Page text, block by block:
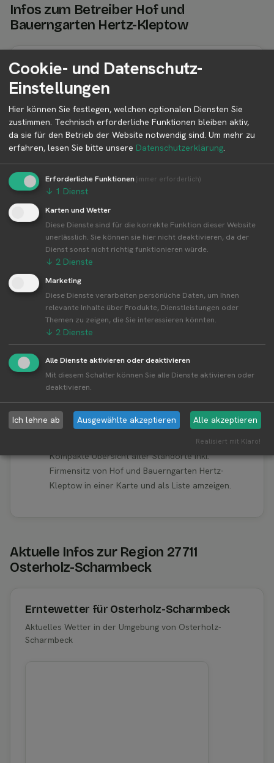
Infos zum Betreiber Hof und
Bauerngarten Hertz-Kleptow
Betreiber Adresse
Hof und Bauerngarten Hertz-Kleptow
Alt Ohlenstedt 50
27711 Osterholz-Scharmbeck
Niedersachsen
Deutschland
Betreiber kontaktieren
Auf der Profilseite des Betreibers findest du weitere
Informationen zum Betreiber und
Kontaktmöglichkeiten.
👤︎ Profilseite
Weitere Standorte von Hof und
Bauerngarten Hertz-Kleptow
1 Standorte
Alle Standorte von Hof und Bauerngarten
Kompakte Übersicht aller Standorte inkl.
Firmensitz von Hof und Bauerngarten Hertz-
Kleptow in einer Karte und als Liste amzeigen.
Aktuelle Infos zur Region 27711
Osterholz-Scharmbeck
Erntewetter für Osterholz-Scharmbeck
Aktuelles Wetter in der Umgebung von Osterholz-
Scharmbeck
Cookie- und Datenschutz-
Einstellungen
Hier können Sie festlegen, welchen optionalen Diensten Sie
zustimmen. Technisch erforderliche Funktionen bleiben aktiv,
da sie für den Betrieb der Website notwendig sind. Um mehr zu
erfahren, lesen Sie bitte unsere Datenschutzerklärung.
Erforderliche Funktionen(immer erforderlich)
↓ 1 Dienst
Karten und Wetter
Diese Dienste sind für die korrekte Funktion dieser Website
unerlässlich. Sie können sie hier nicht deaktivieren, da der
Dienst sonst nicht richtig funktionieren würde.
↓ 2 Dienste
Marketing
Diese Dienste verarbeiten persönliche Daten, um Ihnen
relevante Inhalte über Produkte, Dienstleistungen oder
Themen zu zeigen, die Sie interessieren könnten.
↓ 2 Dienste
Alle Dienste aktivieren oder deaktivieren
Mit diesem Schalter können Sie alle Dienste aktivieren oder
deaktivieren.
Ich lehne ab Ausgewählte akzeptieren Alle akzeptieren
Realisiert mit Klaro!